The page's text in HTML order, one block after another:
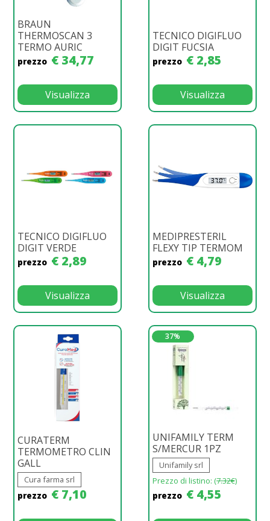
BRAUN
THERMOSCAN 3
TERMO AURIC
prezzo € 34,77
Visualizza
TECNICO DIGIFLUO
DIGIT FUCSIA
prezzo € 2,85
Visualizza
TECNICO DIGIFLUO
DIGIT VERDE
prezzo € 2,89
Visualizza
MEDIPRESTERIL
FLEXY TIP TERMOM
prezzo € 4,79
Visualizza
CURATERM
TERMOMETRO CLIN
GALL
Cura farma srl
prezzo € 7,10
37%
UNIFAMILY TERM
S/MERCUR 1PZ
Unifamily srl
Prezzo di listino: (7.32€)
prezzo € 4,55